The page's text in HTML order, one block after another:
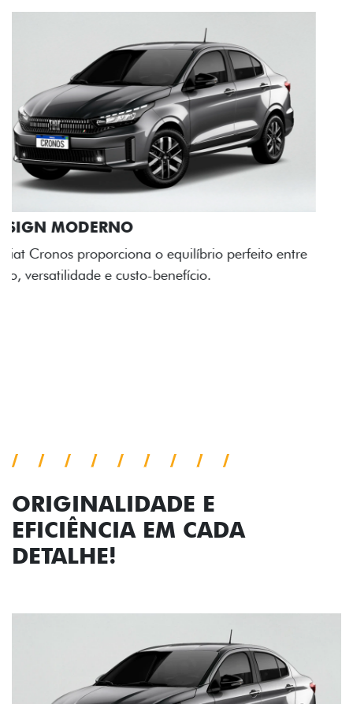
RODAS DE LIGA-LEVE
As rodas de liga leve com desenho dinâmico e
acabamento diamantado elevam o estilo do Fiat
ORIGINALIDADE E
EFICIÊNCIA EM CADA
DETALHE!